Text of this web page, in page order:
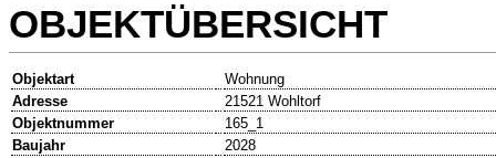
OBJEKTÜBERSICHT
Objektart
Wohnung
Adresse
21521 Wohltorf
Objektnummer
165_1
Baujahr
2028